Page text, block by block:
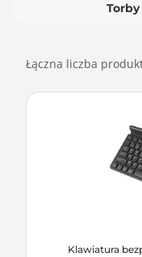
Łączna liczba
Klawiatura